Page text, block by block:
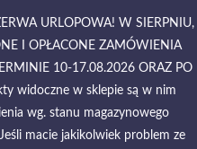
URLOPOWA! W SIERPNIU,
I OPŁACONE ZAMÓWIENIA
10-17.08.2026 ORAZ PO
widoczne w sklepie są w nim
wg. stanu magazynowego
macie jakikolwiek problem ze
NA
–